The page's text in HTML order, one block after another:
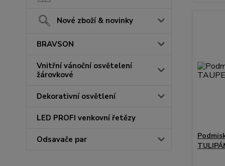
Nové zboží & novinky
BRAVSON
Vnitřní vánoční osvětelení
žárovkové
Dekorativní osvětlení
LED PROFI venkovní řetězy
Odsavače par